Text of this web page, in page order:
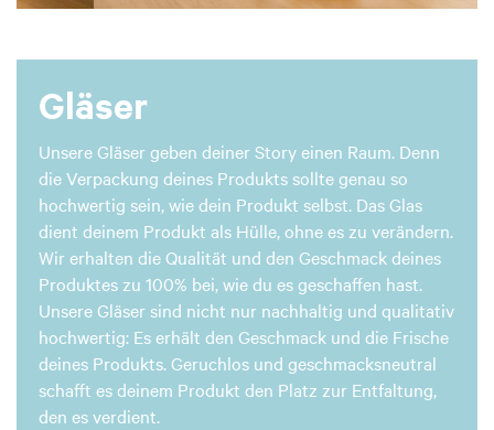
Gläser
Unsere Gläser geben deiner Story einen Raum. Denn
die Verpackung deines Produkts sollte genau so
hochwertig sein, wie dein Produkt selbst. Das Glas
dient deinem Produkt als Hülle, ohne es zu verändern.
Wir erhalten die Qualität und den Geschmack deines
Produktes zu 100% bei, wie du es geschaffen hast.
Unsere Gläser sind nicht nur nachhaltig und qualitativ
hochwertig: Es erhält den Geschmack und die Frische
deines Produkts. Geruchlos und geschmacksneutral
schafft es deinem Produkt den Platz zur Entfaltung,
den es verdient.